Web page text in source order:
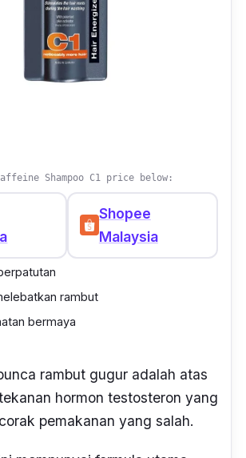
Shampoo C1 price below:
Shopee
Malaysia
rambut
bermaya
rambut gugur adalah atas
hormon testosteron yang
pemakanan yang salah.